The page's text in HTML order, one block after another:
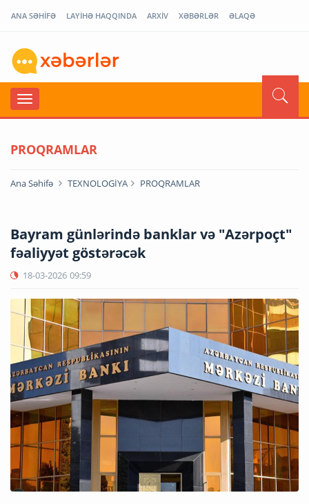
ANA SƏHİFƏ LAYİHƏ HAQQINDA ARXİV XƏBƏRLƏR ƏLAQƏ
PROQRAMLAR
Ana Səhifə TEXNOLOGİYA PROQRAMLAR
Bayram günlərində banklar və "Azərpoçt"
fəaliyyət göstərəcək
18-03-2026 09:59